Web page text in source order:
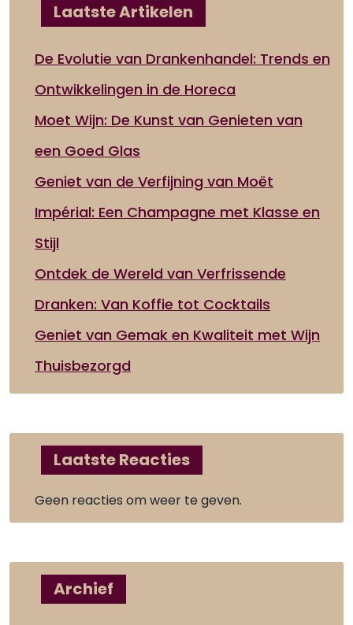
Laatste Artikelen
De Evolutie van Drankenhandel: Trends en
Ontwikkelingen in de Horeca
Moet Wijn: De Kunst van Genieten van
een Goed Glas
Geniet van de Verfijning van Moët
Impérial: Een Champagne met Klasse en
Stijl
Ontdek de Wereld van Verfrissende
Dranken: Van Koffie tot Cocktails
Geniet van Gemak en Kwaliteit met Wijn
Thuisbezorgd
Laatste Reacties
Geen reacties om weer te geven.
Archief